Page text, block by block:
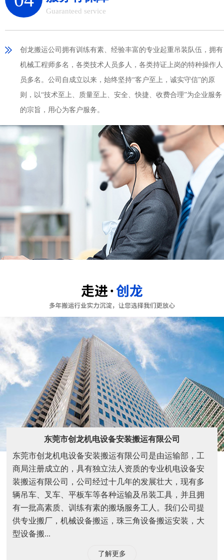
Guaranteed service
创龙搬运公司拥有训练有素、经验丰富的专业起重吊装队伍，拥有
机械工程师多名，各类技术人员多人，各类持证上岗的特种操作人
员多名。公司自成立以来，始终坚持“客户至上，诚实守信”的原
则，以“技术至上、质量至上、安全、快捷、收费合理”为企业服务
的宗旨，用心为客户服务。
东莞市创龙机电设备安装搬运有限公司
东莞市创龙机电设备安装搬运有限公司是由运输部，工
商局注册成立的，具有独立法人资质的专业机电设备安
装搬运有限公司，公司经过十几年的发展壮大，现有多
辆吊车、叉车、平板车等各种运输及吊装工具，并且拥
有一批高素质、训练有素的搬场服务工人。我们公司提
供专业搬厂，机械设备搬运，珠三角设备搬运安装，大
型设备搬...
了解更多